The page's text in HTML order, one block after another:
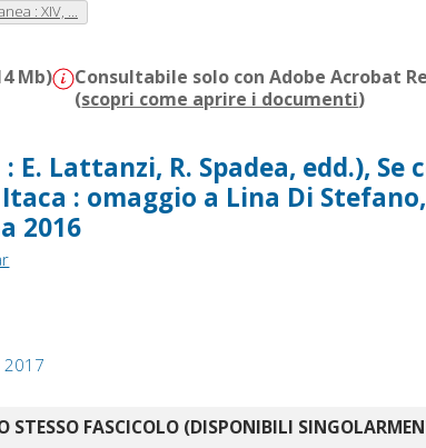
: XIV, ...
Mb)
Consultabile solo con Adobe Acrobat
(scopri come aprire i documenti)
E. Lattanzi, R. Spadea, edd.),
: omaggio a Lina Di Stefano,
2016
2017
STESSO FASCICOLO (DISPONIBILI